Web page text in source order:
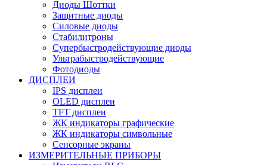
Диоды Шоттки
Защитные диоды
Силовые диоды
Стабилитроны
Супербыстродействующие диоды
Ультрабыстродействующие
Фотодиоды
ДИСПЛЕИ
IPS дисплеи
OLED дисплеи
TFT дисплеи
ЖК индикаторы графические
ЖК индикаторы символьные
Сенсорные экраны
ИЗМЕРИТЕЛЬНЫЕ ПРИБОРЫ